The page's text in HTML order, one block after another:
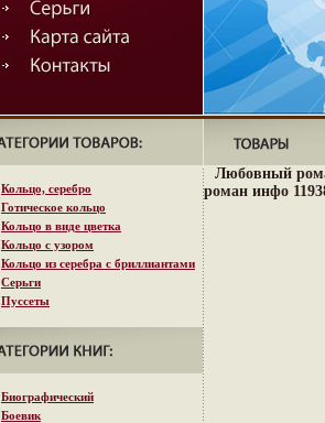
Кольцо, серебро
Готическое кольцо
Кольцо в виде цветка
Кольцо с узором
Кольцо из серебра с бриллиантами
Серьги
Пуссеты
Биографический
Боевик
Любовный
роман инфо